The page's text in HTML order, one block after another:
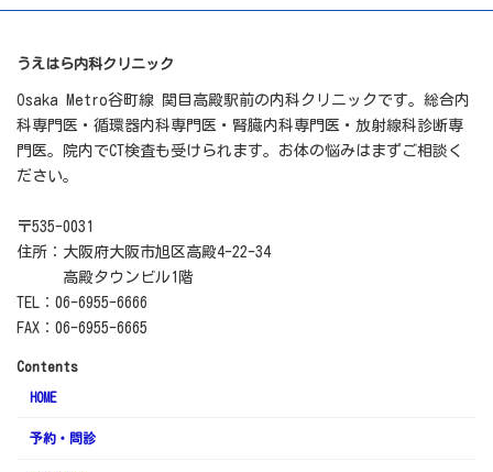
うえはら内科クリニック
Osaka Metro谷町線 関目高殿駅前の内科クリニックです。総合内
科専門医・循環器内科専門医・腎臓内科専門医・放射線科診断専
門医。院内でCT検査も受けられます。お体の悩みはまずご相談く
ださい。
〒535-0031
住所：大阪府大阪市旭区高殿4-22-34
高殿タウンビル1階
TEL：06-6955-6666
FAX：06-6955-6665
Contents
HOME
予約・問診